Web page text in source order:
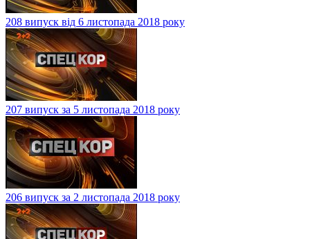
208 випуск від 6 листопада 2018 року
207 випуск за 5 листопада 2018 року
206 випуск за 2 листопада 2018 року